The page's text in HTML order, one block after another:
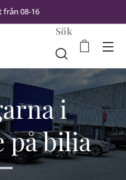
från 08-16
Sök
i
på bilia